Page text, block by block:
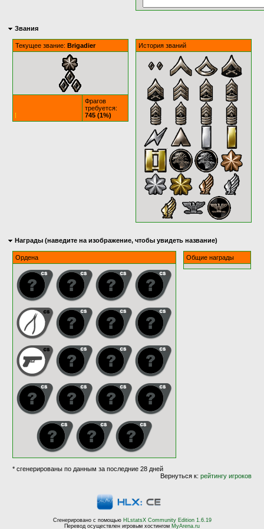
Звания
Текущее звание: Brigadier
Фрагов
требуется:
745 (1%)
История званий
Награды (наведите на изображение, чтобы увидеть название)
Ордена Общие награды
* сгенерированы по данным за последние 28 дней
Вернуться к:рейтингу игроков
Сгенерировано с помощью HLstatsX Community Edition 1.6.19
Перевод осуществлен игровым хостингом MyArena.ru